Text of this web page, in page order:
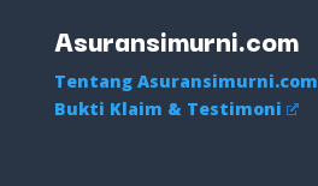
Asuransimurni.com
Tentang Asuransimurni.com
Bukti Klaim & Testimoni